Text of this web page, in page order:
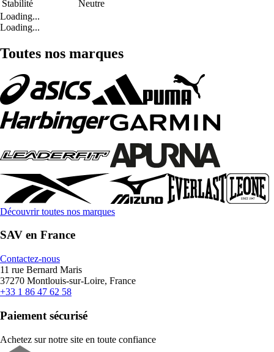
Stabilité
Neutre
Loading...
Loading...
Toutes nos marques
Découvrir toutes nos marques
SAV en France
Contactez-nous
11 rue Bernard Maris
37270 Montlouis-sur-Loire, France
+33 1 86 47 62 58
Paiement sécurisé
Achetez sur notre site en toute confiance